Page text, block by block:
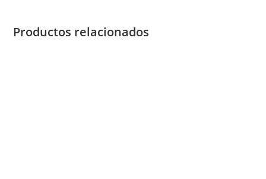
Productos relacionados